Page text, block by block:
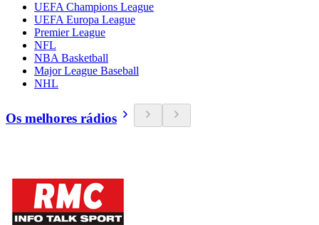
UEFA Champions League
UEFA Europa League
Premier League
NFL
NBA Basketball
Major League Baseball
NHL
Os melhores rádios